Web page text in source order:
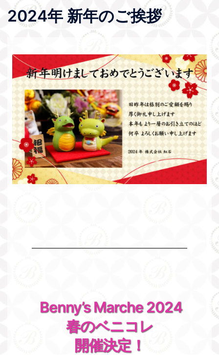
2024年 新年のご挨拶
Benny’s Marche 2024
春のベニコレ
開催決定！